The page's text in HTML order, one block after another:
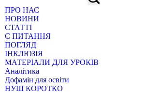
ПРО НАС
НОВИНИ
СТАТТІ
Є ПИТАННЯ
ПОГЛЯД
ІНКЛЮЗІЯ
МАТЕРІАЛИ ДЛЯ УРОКІВ
Аналітика
Дофамін для освіти
НУШ КОРОТКО